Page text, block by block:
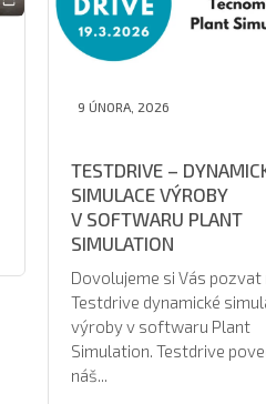
9 ÚNORA, 2026
TESTDRIVE –
SIMULACE VÝROBY
V SOFTWARU PLANT
SIMULATION
Dovolujeme si Vás pozvat
Testdrive dynamické
výroby v softwaru Plant
Simulation. Testdrive
náš...